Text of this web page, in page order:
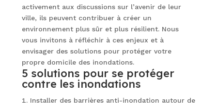
activement aux discussions sur l’avenir de leur
ville, ils peuvent contribuer à créer un
environnement plus sûr et plus résilient. Nous
vous invitons à réfléchir à ces enjeux et à
envisager des solutions pour protéger votre
propre domicile des inondations.
5 solutions pour se protéger
contre les inondations
Installer des barrières anti-inondation autour de